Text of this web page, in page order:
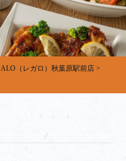
（レガロ）秋葉原駅前店 >